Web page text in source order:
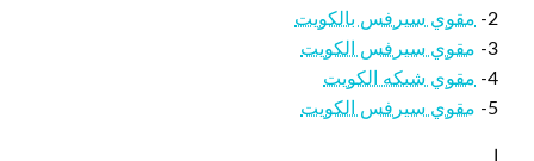
2-
مقوي سيرفس بالكويت
3-
مقوي سيرفس الكويت
4-
مقوي شبكه الكويت
5-
مقوي سيرفس الكويت